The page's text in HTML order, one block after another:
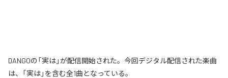
DANGOの「実は」が配信開始された。今回デジタル配信された楽曲
は、「実は」を含む全1曲となっている。